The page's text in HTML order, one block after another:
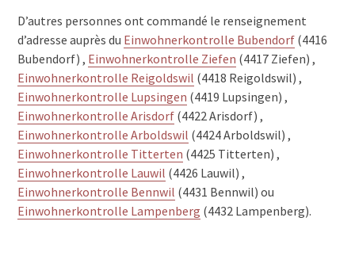
D’autres personnes ont commandé le renseignement
d’adresse auprès du Einwohnerkontrolle Bubendorf (4416
Bubendorf) , Einwohnerkontrolle Ziefen (4417 Ziefen) ,
Einwohnerkontrolle Reigoldswil (4418 Reigoldswil) ,
Einwohnerkontrolle Lupsingen (4419 Lupsingen) ,
Einwohnerkontrolle Arisdorf (4422 Arisdorf) ,
Einwohnerkontrolle Arboldswil (4424 Arboldswil) ,
Einwohnerkontrolle Titterten (4425 Titterten) ,
Einwohnerkontrolle Lauwil (4426 Lauwil) ,
Einwohnerkontrolle Bennwil (4431 Bennwil) ou
Einwohnerkontrolle Lampenberg (4432 Lampenberg).